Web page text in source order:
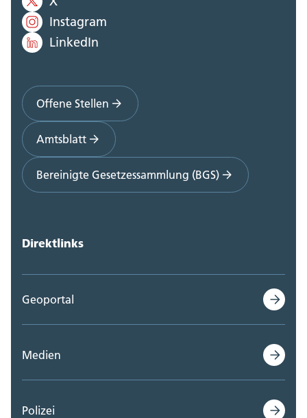
Polizei Kanton Solothurn (0)
Staatskanzlei (0)
Volksschulamt (0)
Volkswirtschaftsdepartement;
Departementssekretariat (0)
Instagram
LinkedIn
Offene Stellen
Amtsblatt
Bereinigte Gesetzessammlung (BGS)
Direktlinks
Geoportal
Medien
Polizei